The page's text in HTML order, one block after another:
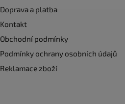
Doprava a platba
Kontakt
Obchodní podmínky
Podmínky ochrany osobních údajů
Reklamace zboží